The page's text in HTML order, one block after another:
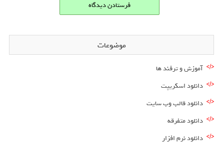
موضوعات
آموزش و ترفند ها
دانلود اسکریپت
دانلود قالب وب سایت
دانلود متفرقه
دانلود نرم افزار